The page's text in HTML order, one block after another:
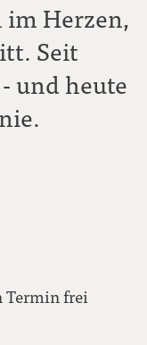
im Herzen,
Seit
und heute
Termin frei